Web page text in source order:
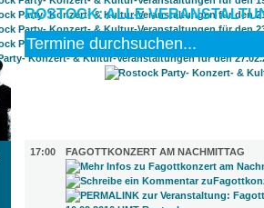
ROSTOCK: ALLE
17:00
FAGOTTKONZERT AM NACHMITTAG